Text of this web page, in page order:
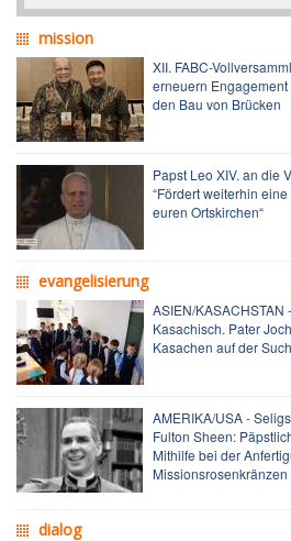
mission
XII. FABC-
erneuern
den Bau von Brücken
Papst Leo XIV. an die
“Fördert weiterhin
euren Ortskirchen“
evangelisierung
ASIEN/
Kasachisch. Pater
Kasachen auf der
AMERIKA/USA -
Fulton Sheen:
Mithilfe bei der
Missionsrosenkränzen
dialog